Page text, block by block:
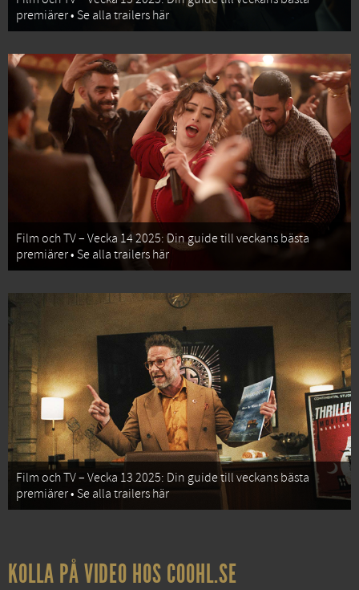
premiärer • Se alla trailers här
Film och TV – Vecka 14 2025: Din guide till veckans bästa
premiärer • Se alla trailers här
Film och TV – Vecka 13 2025: Din guide till veckans bästa
premiärer • Se alla trailers här
KOLLA PÅ VIDEO HOS COOHL.SE